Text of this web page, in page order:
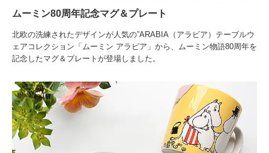
ムーミン80周年記念マグ＆プレート
北欧の洗練されたデザインが人気の”ARABIA（アラビア）テーブルウ
ェアコレクション「ムーミン アラビア」から、ムーミン物語80周年を
記念したマグ＆プレートが登場しました。